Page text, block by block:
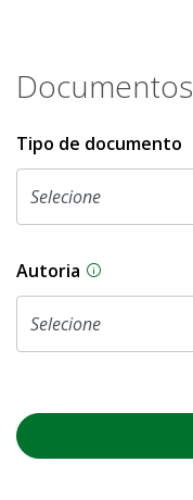
Documentos
Tipo de documento
Autoria As